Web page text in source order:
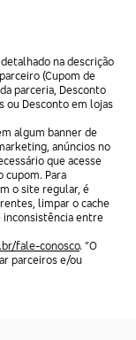
na descrição
(Cupom de
parceria, Desconto
ou Desconto em lojas
algum banner de
anúncios no
que acesse
cupom. Para
o site regular, é
limpar o cache
inconsistência entre
fale-conosco. “O
parceiros e/ou